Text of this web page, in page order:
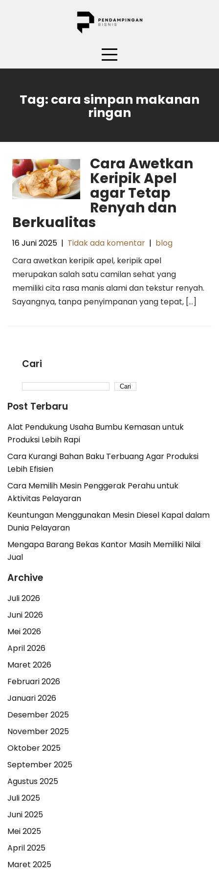
Tag: cara simpan makanan
ringan
Cara Awetkan
Keripik Apel
agar Tetap
Renyah dan
Berkualitas
16 Juni 2025 | Tidak ada komentar | blog
Cara awetkan keripik apel, keripik apel
merupakan salah satu camilan sehat yang
memiliki cita rasa manis alami dan tekstur renyah.
Sayangnya, tanpa penyimpanan yang tepat, […]
Cari
Cari
Post Terbaru
Alat Pendukung Usaha Bumbu Kemasan untuk
Produksi Lebih Rapi
Cara Kurangi Bahan Baku Terbuang Agar Produksi
Lebih Efisien
Cara Memilih Mesin Penggerak Perahu untuk
Aktivitas Pelayaran
Keuntungan Menggunakan Mesin Diesel Kapal dalam
Dunia Pelayaran
Mengapa Barang Bekas Kantor Masih Memiliki Nilai
Jual
Archive
Juli 2026
Juni 2026
Mei 2026
April 2026
Maret 2026
Februari 2026
Januari 2026
Desember 2025
November 2025
Oktober 2025
September 2025
Agustus 2025
Juli 2025
Juni 2025
Mei 2025
April 2025
Maret 2025